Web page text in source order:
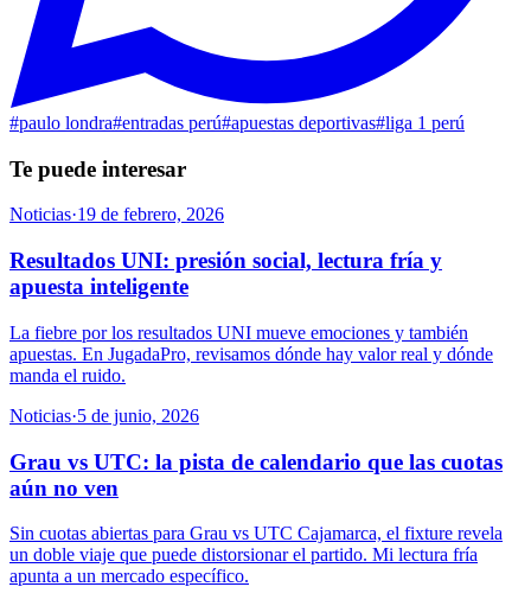
#paulo londra#entradas perú#apuestas deportivas#liga 1 perú
Te puede interesar
Noticias·19 de febrero, 2026
Resultados UNI: presión social, lectura fría y
apuesta inteligente
La fiebre por los resultados UNI mueve emociones y también
apuestas. En JugadaPro, revisamos dónde hay valor real y dónde
manda el ruido.
Noticias·5 de junio, 2026
Grau vs UTC: la pista de calendario que las cuotas
aún no ven
Sin cuotas abiertas para Grau vs UTC Cajamarca, el fixture revela
un doble viaje que puede distorsionar el partido. Mi lectura fría
apunta a un mercado específico.